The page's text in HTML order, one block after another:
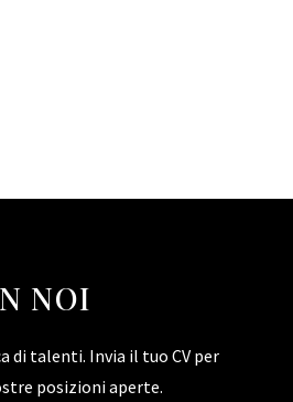
NOI
di talenti. Invia il tuo CV per
posizioni aperte.